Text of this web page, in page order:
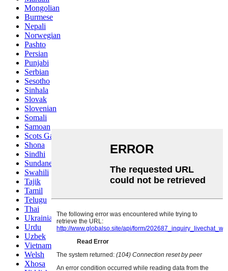
Mongolian
Burmese
Nepali
Norwegian
Pashto
Persian
Punjabi
Serbian
Sesotho
Sinhala
Slovak
Slovenian
Somali
Samoan
Scots Gaelic
Shona
Sindhi
Sundanese
Swahili
Tajik
Tamil
Telugu
Thai
Ukrainian
Urdu
Uzbek
Vietnamese
Welsh
Xhosa